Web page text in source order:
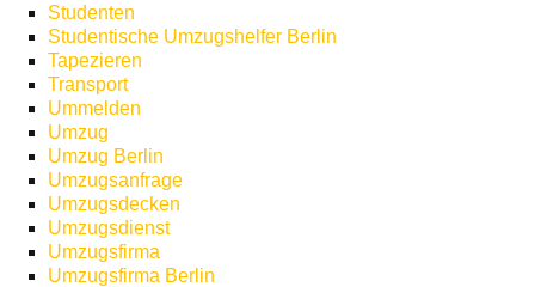
Studenten
Studentische Umzugshelfer Berlin
Tapezieren
Transport
Ummelden
Umzug
Umzug Berlin
Umzugsanfrage
Umzugsdecken
Umzugsdienst
Umzugsfirma
Umzugsfirma Berlin